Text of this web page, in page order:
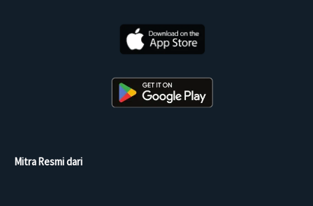
Mitra Resmi dari